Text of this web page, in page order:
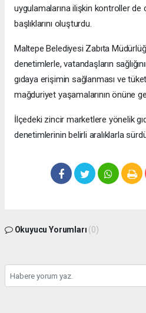
uygulamalarına ilişkin kontroller
başlıklarını oluşturdu.
Maltepe Belediyesi Zabıta
denetimlerle, vatandaşların
gıdaya erişimin sağlanması ve
mağduriyet yaşamalarının önüne
İlçedeki zincir marketlere yönelik
denetimlerinin belirli aralıklarla
Okuyucu Yorumları (0)